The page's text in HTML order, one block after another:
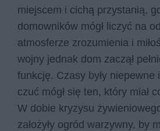
miejscem i cichą przystanią,
domowników mógł liczyć na
atmosferze zrozumienia i
wojny jednak dom zaczął
funkcję. Czasy były niepewne
czuć mógł się ten, który miał
W dobie kryzysu
założyły ogród warzywny, by